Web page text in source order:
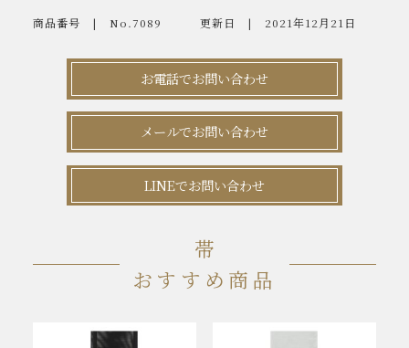
商品番号 No.7089 更新日 2021年12月21日
お電話でお問い合わせ
メールでお問い合わせ
LINEでお問い合わせ
帯
おすすめ商品